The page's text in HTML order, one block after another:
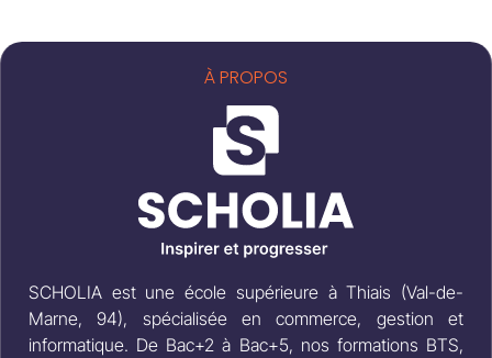
À PROPOS
SCHOLIA est une école supérieure à Thiais (Val-de-
Marne, 94), spécialisée en commerce, gestion et
informatique. De Bac+2 à Bac+5, nos formations BTS,